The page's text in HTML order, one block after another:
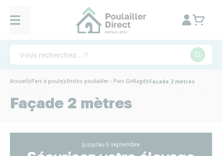
Accueil Parc à poule Enclos poulailler - Parc Grillagé Façade 2 mètres
Façade 2 mètres